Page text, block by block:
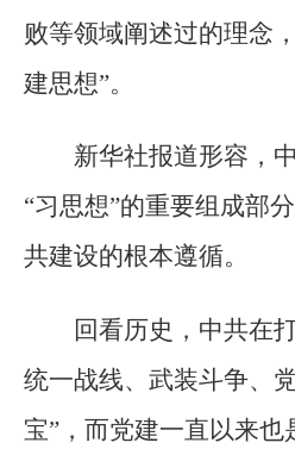
败等领域阐述过的理念
建思想”。
新华社报道形容，
“习思想”的重要组成部
共建设的根本遵循。
回看历史，中共在
统一战线、武装斗争、
宝”，而党建一直以来也